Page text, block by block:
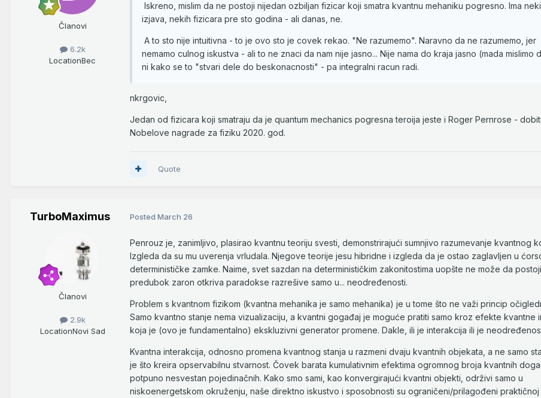
Članovi
6.2k
LocationBec
Iskreno, mislim da ne postoji nijedan ozbiljan fizicar koji smatra kvantnu mehaniku pogresno. Ima
izjava, nekih fizicara pre sto godina - ali danas, ne.
A to sto nije intuitivna - to je ovo sto je covek rekao. "Ne razumemo". Naravno da ne razumemo, jer
nemamo culnog iskustva - ali to ne znaci da nam nije jasno... Nije nama do kraja jasno (mada mislimo
ni kako se to "stvari dele do beskonacnosti" - pa integralni racun radi.
nkrgovic,
Jedan od fizicara koji smatraju da je quantum mechanics pogresna teroija jeste i Roger Pernrose -
Nobelove nagrade za fiziku 2020. god.
Quote
TurboMaximus
Članovi
2.9k
LocationNovi Sad
Posted March 26
Penrouz je, zanimljivo, plasirao kvantnu teoriju svesti, demonstrirajući sumnjivo razumevanje kvantnog
Izgleda da su mu uverenja vrludala. Njegove teorije jesu hibridne i izgleda da je ostao zaglavljen u
determinističke zamke. Naime, svet sazdan na determinističkim zakonitostima uopšte ne može da
predubok zaron otkriva paradokse razrešive samo u... neodređenosti.
Problem s kvantnom fizikom (kvantna mehanika je samo mehanika) je u tome što ne važi princip
Samo kvantno stanje nema vizualizaciju, a kvantni gogađaj je moguće pratiti samo kroz efekte kvantne
koja je (ovo je fundamentalno) ekskluzivni generator promene. Dakle, ili je interakcija ili je
Kvantna interakcija, odnosno promena kvantnog stanja u razmeni dvaju kvantnih objekata, a ne samo
je što kreira opservabilnu stvarnost. Čovek barata kumulativnim efektima ogromnog broja kvantnih
potpuno nesvestan pojedinačnih. Kako smo sami, kao konvergirajući kvantni objekti, održivi samo u
niskoenergetskom okruženju, naše direktno iskustvo i sposobnosti su ograničeni/prilagođeni praktičnoj